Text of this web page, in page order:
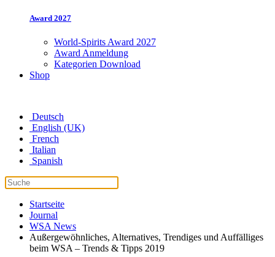
Award 2027
World-Spirits Award 2027
Award Anmeldung
Kategorien Download
Shop
Deutsch
English (UK)
French
Italian
Spanish
Startseite
Journal
WSA News
Außergewöhnliches, Alternatives, Trendiges und Auffälliges
beim WSA – Trends & Tipps 2019